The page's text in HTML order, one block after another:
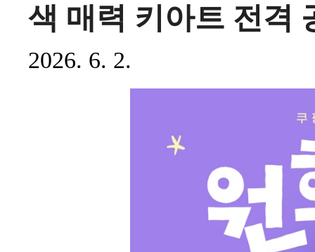
색 매력 키아트 전격
2026. 6. 2.